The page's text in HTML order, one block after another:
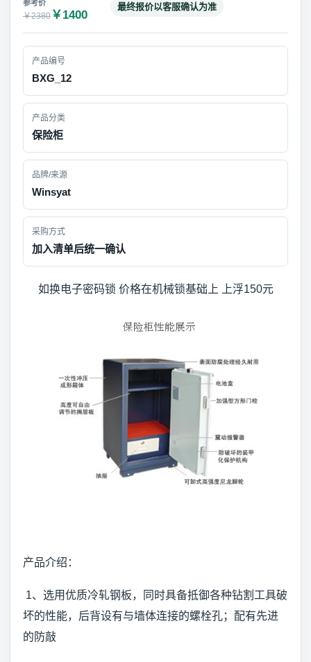
￥2380 ￥1400
最终报价以客服确认为准
产品编号
BXG_12
产品分类
保险柜
品牌/来源
Winsyat
采购方式
加入清单后统一确认
如换电子密码锁 价格在机械锁基础上 上浮150元
产品介绍：
1、选用优质冷轧钢板，同时具备抵御各种钻割工具破
坏的性能，后背设有与墙体连接的螺栓孔；配有先进
的防敲